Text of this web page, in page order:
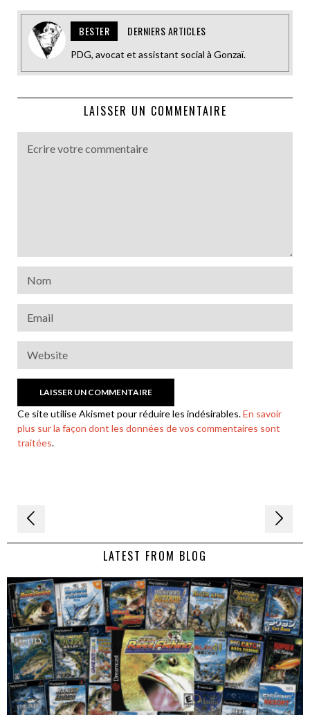
BESTER DERNIERS ARTICLES
PDG, avocat et assistant social à Gonzaï.
LAISSER UN COMMENTAIRE
Ce site utilise Akismet pour réduire les indésirables.En savoir
plus sur la façon dont les données de vos commentaires sont
traitées.
Navigation
de LATEST FROM BLOG